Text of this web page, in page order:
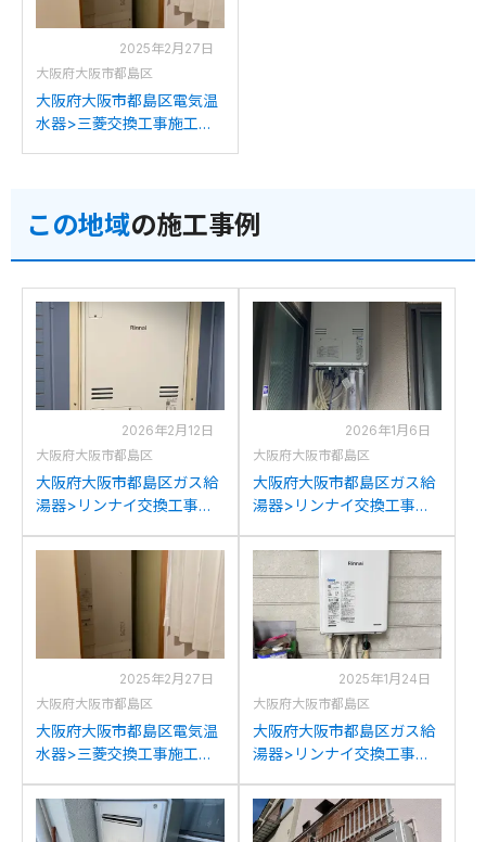
2025年2月27日
大阪府大阪市都島区
大阪府大阪市都島区電気温
水器>三菱交換工事施工事
この地域の施工事例
2026年2月12日
大阪府大阪市都島区
大阪府大阪市都島区ガス給
湯器>リンナイ交換工事施
V2400SAB2-6からリンナ
イRUFH-A2400AB2-6(A)
への交換
2026年1月6日
大阪府大阪市都島区
大阪府大阪市都島区ガス給
湯器>リンナイ交換工事施
R070からリンナイRUFH-
A2400SAW2-6(A)への交換
2025年2月27日
大阪府大阪市都島区
大阪府大阪市都島区電気温
水器>三菱交換工事施工事
から三菱SRT-J37CD5への
交換
2025年1月24日
大阪府大阪市都島区
大阪府大阪市都島区ガス給
湯器>リンナイ交換工事施
1627AWX-Tからリンナイ
RUJ-A2010W(A)への交換